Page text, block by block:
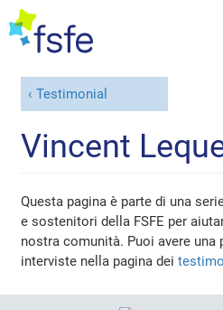
Testimonial
Vincent
Questa pagina è parte di una
e sostenitori della FSFE per
nostra comunità. Puoi avere
interviste nella pagina dei